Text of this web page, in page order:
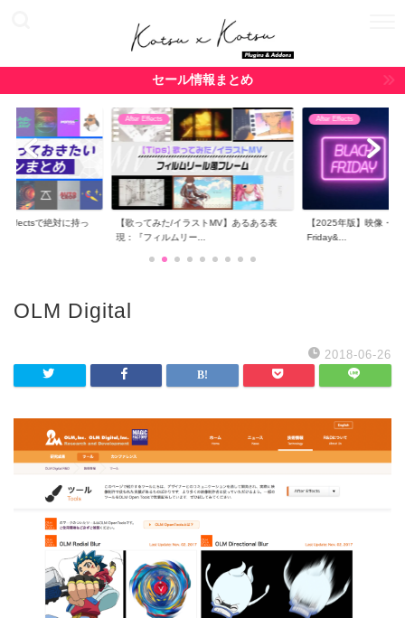
セール情報まとめ
Effectsで絶対に持っ
After Effects
【歌ってみた/イラストMV】あるある表
現：『フィルムリー...
After Effects
【2025年版】映像・
Friday&...
OLM Digital
2018-06-26